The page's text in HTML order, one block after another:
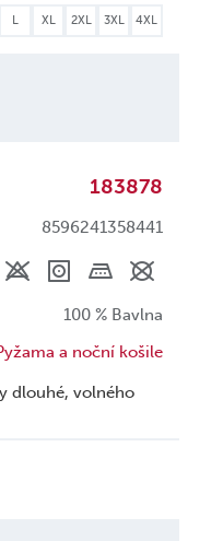
L XL 2XL 3XL 4XL
183878
8596241358441
100 % Bavlna
a noční košile
dlouhé, volného